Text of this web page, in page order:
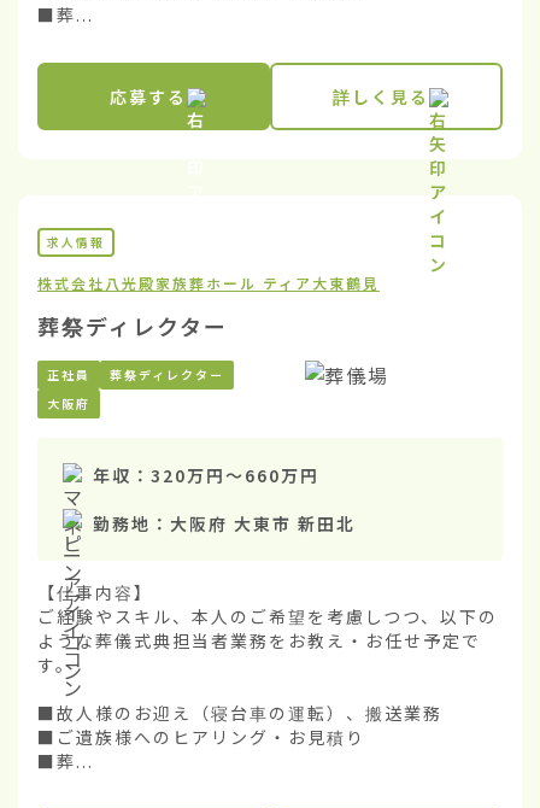
■葬...
応募する 詳しく見る
求人情報
株式会社八光殿家族葬ホール ティア大東鶴見
葬祭ディレクター
正社員
葬祭ディレクター
大阪府
年収： 320万円〜660万円
勤務地： 大阪府 大東市 新田北
【仕事内容】
ご経験やスキル、本人のご希望を考慮しつつ、以下の
ような葬儀式典担当者業務をお教え・お任せ予定で
す。
■故人様のお迎え（寝台車の運転）、搬送業務
■ご遺族様へのヒアリング・お見積り
■葬...